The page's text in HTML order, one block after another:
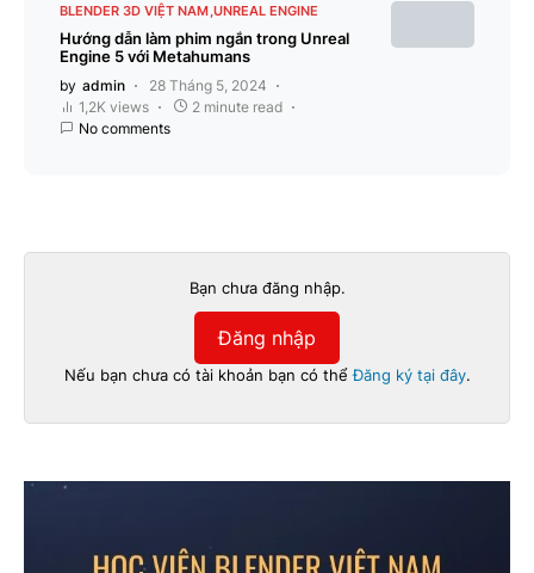
BLENDER 3D VIỆT NAM UNREAL ENGINE
Hướng dẫn làm phim ngắn trong Unreal
Engine 5 với Metahumans
by admin
28 Tháng 5, 2024
1,2K views
2 minute read
No comments
Bạn chưa đăng nhập.
Đăng nhập
Nếu bạn chưa có tài khoản bạn có thểĐăng ký tại đây.